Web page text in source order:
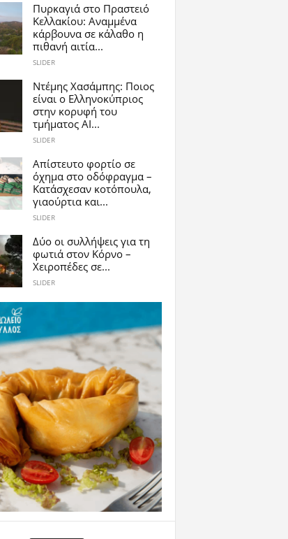
Πυρκαγιά στο Πραστειό
Κελλακίου: Αναμμένα
κάρβουνα σε κάλαθο η
πιθανή αιτία...
SLIDER
Ντέμης Χασάμπης: Ποιος
είναι ο Ελληνοκύπριος
στην κορυφή του
τμήματος AI...
SLIDER
Απίστευτο φορτίο σε
όχημα στο οδόφραγμα –
Κατάσχεσαν κοτόπουλα,
γιαούρτια και...
SLIDER
Δύο οι συλλήψεις για τη
φωτιά στον Κόρνο –
Χειροπέδες σε...
SLIDER